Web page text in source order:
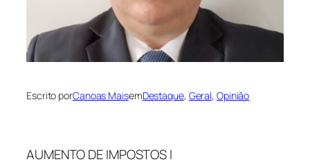
Escrito porCanoas MaisemDestaque, Geral, Opinião
AUMENTO DE IMPOSTOS I